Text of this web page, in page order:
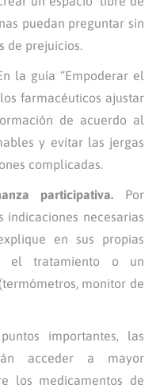
puedan preguntar sin
de prejuicios.
la guía “Empoderar el
farmacéuticos ajustar
de acuerdo al
y evitar las jergas
complicadas.
participativa. Por
necesarias
en sus propias
el tratamiento o un
monitor de
importantes, las
acceder a mayor
los medicamentos de